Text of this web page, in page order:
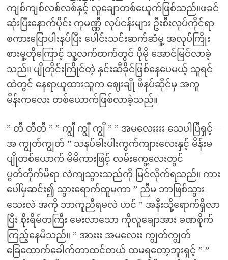
ကျစ်ကျစ်လစ်လစ်နှင့် လူချောတစ်ယေူက်ဖြစ်သည်။ဖခင်
ဆုံးပြီးနောက်ပိုင်း ကုမဏ္ဏီ လုပ်ငန်းများ ဦးစီးလုပ်ကိုင်ရာ
စကားပြောပါးနပ်ပြီး ပေါင်းသင်းဆက်ဆံမှု့ အလုပ်ကြိုး
စားမှု့တိုကြောင့် သူ့လက်ထက်တွင် ပိုမို အောင်မြင်လာခဲ့
သည်။ ပျိုတိုင်းကြိုင်တဲ့ နှင်းဆီခိုင်ဖြစ်နေပေမယ့် သူရင်
ထဲတွင် နေရာယူထားသူက ဈေးချို ဖိနပ်ဆိုင်မှ အကူ
မိန်းကလေး တစ်ယောက်ဖြစ်လာခဲ့သည်။
” တီ တီတီ ” ” ကျွီ ကျွီ ကျွိ ” ” အမလေးးးး သေပါပြီရှင့် –
အ ကျွတ်ကျွတ် ” သနပ်ခါးပါးကွက်ကျားလေးနှင့် မိန်းမ
ပျိုတစ်ယောက် မိမိကားဖြင့် လမ်းကွေ့လေးတွင်
ပွတ်တိုက်မိရာ လဲကျသွားသည်ကို မြင်လိုက်ရသည်။ ကား
ပေါ်မှဆင်း၍ သွားရောက်ထူမကာ ” ညီမ ဘာဖြစ်သွား
သေးလဲ အကို ဘာကူညီရမလဲ ဟင် ” အနီးသို့ရောက်ရှိလာ
ပြီး စိုးရိမ်တကြီး မေးလာသော ကိုလူချောအား ခဏစိုက်
ကြည့်နေမိသည်။ ” အားးး အမလေးး ကျွတ်ကျွတ်
ခြေထောက်ခေါက်တာထင်တယ် ထမရတော့ဘူးရှင့် ” ”